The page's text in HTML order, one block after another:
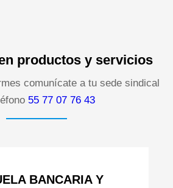
productos y servicios
comunícate a tu sede sindical
55 77 07 76 43
BANCARIA Y